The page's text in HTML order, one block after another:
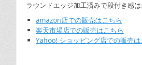
ラウンドエッジ加工済みで段付き感は
amazon店での販売はこちら
楽天市場店での販売はこちら
Yahoo! ショッピング店での販売は